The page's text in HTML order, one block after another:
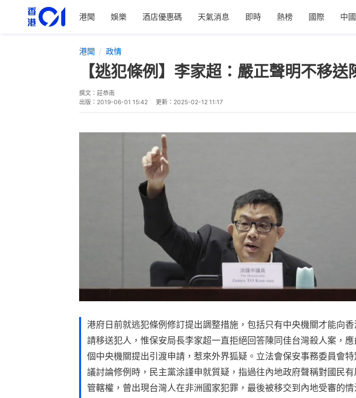
港聞 娛樂 酒店優惠碼 天氣消息 即時 熱榜 國際 中國
港聞 政情
【逃犯條例】李家超：嚴正聲明不移
撰文： 莊恭南
出版： 2019-06-01 15:42 更新： 2025-02-12 11:17
港府日前就逃犯條例修訂提出調整措施，包括只有中央機關才能向香
請移送犯人，惟保安局長李家超一直拒絕回答陳同佳台灣殺人案，應
個中央機關提出引渡申請，惹來外界狐疑。立法會保安事務委員會特
議討論修例時，民主黨涂謹申就質疑，指過往內地政府聲稱對國民有
管轄權，曾出現台灣人在非洲國家犯罪，最後被移交到內地受審的情